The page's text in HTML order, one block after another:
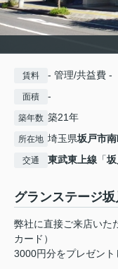
賃料 - 管理/共益費 -
面積 -
築年数 築21年
所在地 埼玉県坂戸市
交通 東武東上線 「
グランステージ
弊社に直接ご来店いた
カード）
3000円分をプレゼント